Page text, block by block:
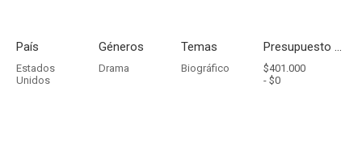
País
Estados
Unidos
Géneros
Drama
Temas
Biográfico
Presupuesto - Ingresos
$401.000
- $0